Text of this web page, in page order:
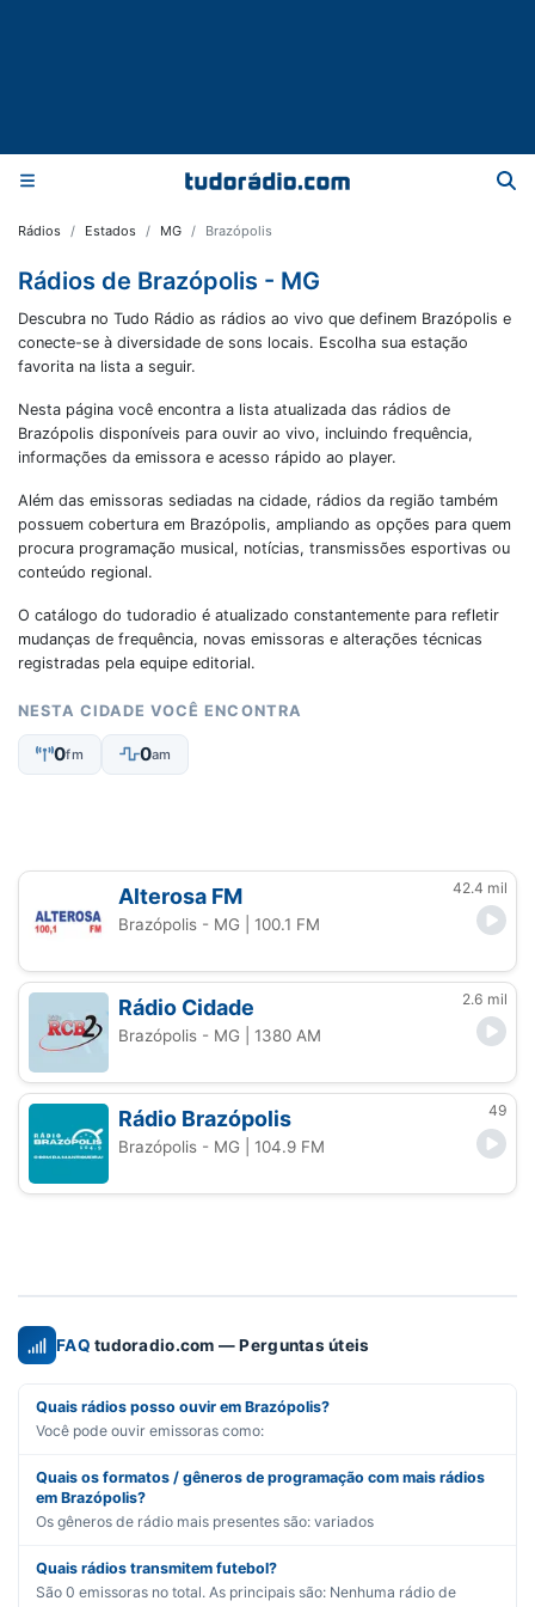
Rádios Estados MG Brazópolis
Rádios de Brazópolis - MG
Descubra no Tudo Rádio as rádios ao vivo que definem Brazópolis e
conecte-se à diversidade de sons locais. Escolha sua estação
favorita na lista a seguir.
Nesta página você encontra a lista atualizada das rádios de
Brazópolis disponíveis para ouvir ao vivo, incluindo frequência,
informações da emissora e acesso rápido ao player.
Além das emissoras sediadas na cidade, rádios da região também
possuem cobertura em Brazópolis, ampliando as opções para quem
procura programação musical, notícias, transmissões esportivas ou
conteúdo regional.
O catálogo do tudoradio é atualizado constantemente para refletir
mudanças de frequência, novas emissoras e alterações técnicas
registradas pela equipe editorial.
NESTA CIDADE VOCÊ ENCONTRA
0fm 0am
Alterosa FM 42.4 mil
Brazópolis - MG | 100.1 FM
Rádio Cidade 2.6 mil
Brazópolis - MG | 1380 AM
Rádio Brazópolis 49
Brazópolis - MG | 104.9 FM
FAQ tudoradio.com — Perguntas úteis
Quais rádios posso ouvir em Brazópolis?
Você pode ouvir emissoras como:
Quais os formatos / gêneros de programação com mais rádios
em Brazópolis?
Os gêneros de rádio mais presentes são: variados
Quais rádios transmitem futebol?
São 0 emissoras no total. As principais são: Nenhuma rádio de